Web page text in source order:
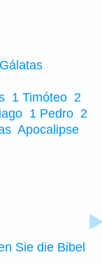
Gálatas
1 Timóteo 2
1 Pedro 2
Apocalipse
Sie die Bibel